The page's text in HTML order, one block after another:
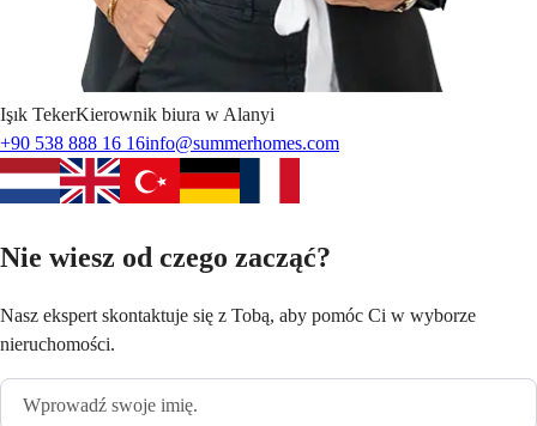
Işık TekerKierownik biura w Alanyi
+90 538 888 16 16info@summerhomes.com
Nie wiesz od czego zacząć?
Nasz ekspert skontaktuje się z Tobą, aby pomóc Ci w wyborze
nieruchomości.